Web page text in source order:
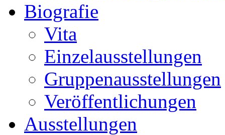
Biografie
Vita
Einzelausstellungen
Gruppenausstellungen
Veröffentlichungen
Ausstellungen